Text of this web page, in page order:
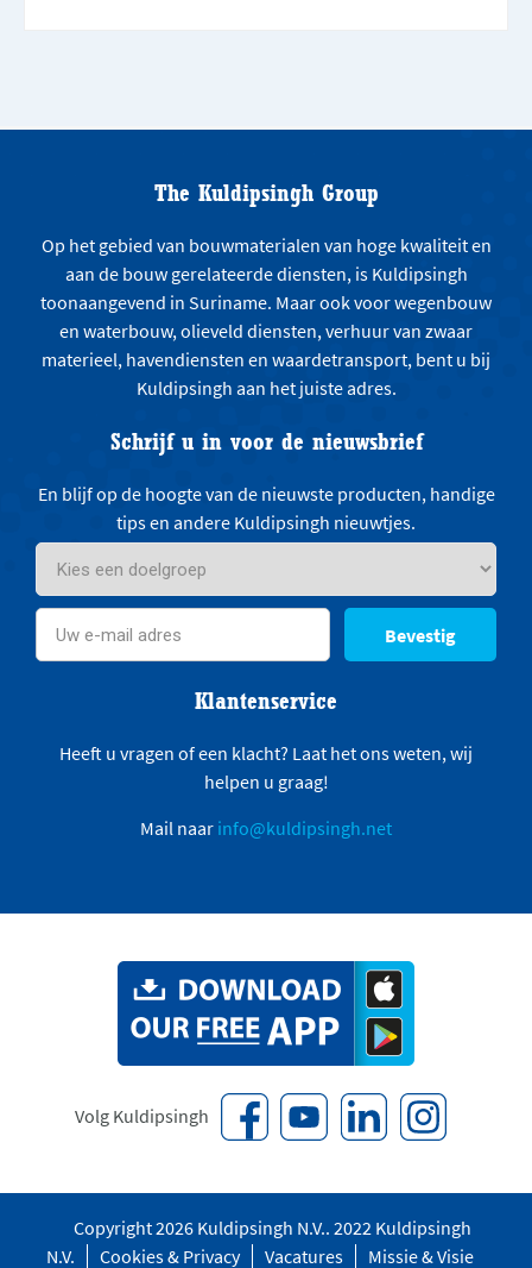
The Kuldipsingh Group
Op het gebied van bouwmaterialen van hoge kwaliteit en
aan de bouw gerelateerde diensten, is Kuldipsingh
toonaangevend in Suriname. Maar ook voor wegenbouw
en waterbouw, olieveld diensten, verhuur van zwaar
materieel, havendiensten en waardetransport, bent u bij
Kuldipsingh aan het juiste adres.
Schrijf u in voor de nieuwsbrief
En blijf op de hoogte van de nieuwste producten, handige
tips en andere Kuldipsingh nieuwtjes.
Bevestig
Klantenservice
Heeft u vragen of een klacht? Laat het ons weten, wij
helpen u graag!
Mail naar info@kuldipsingh.net
Volg Kuldipsingh
Copyright 2026 Kuldipsingh N.V.. 2022 Kuldipsingh
N.V.
Cookies & Privacy Vacatures Missie & Visie